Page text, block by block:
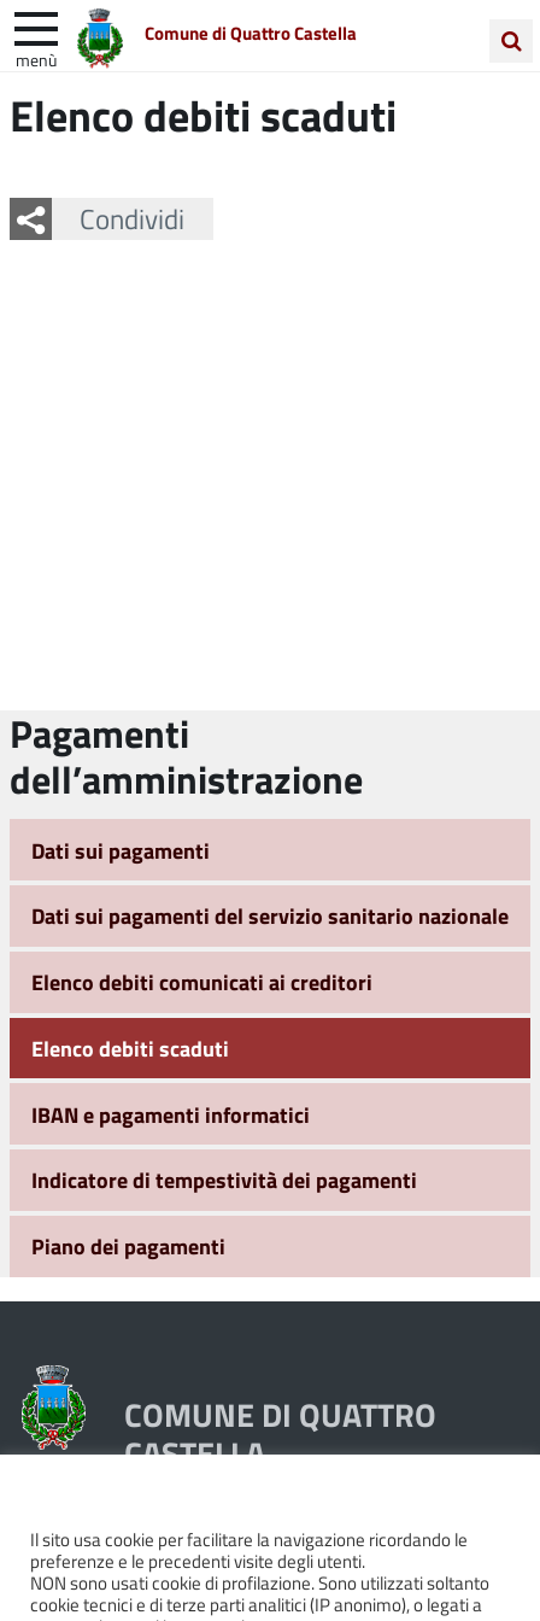
Comune di Quattro Castella
menù
nel
Entra in Comune Vivi Quattro Castella
Elenco debiti scaduti
Condividi
Facebook
Twitter
Whatsapp
Pagamenti
dell’amministrazione
Dati sui pagamenti
Dati sui pagamenti del servizio sanitario nazionale
Elenco debiti comunicati ai creditori
Elenco debiti scaduti
IBAN e pagamenti informatici
Indicatore di tempestività dei pagamenti
Piano dei pagamenti
COMUNE DI QUATTRO
CASTELLA
Piazza Dante 1, 42020 Quattro Castella (RE)
Tel. 0522249211 - Fax 0522249298
Codice Fiscale e Partita Iva 00439250358
Il sito usa cookie per facilitare la navigazione ricordando le
preferenze e le precedenti visite degli utenti.
NON sono usati cookie di profilazione. Sono utilizzati soltanto
cookie tecnici e di terze parti analitici (IP anonimo), o legati a